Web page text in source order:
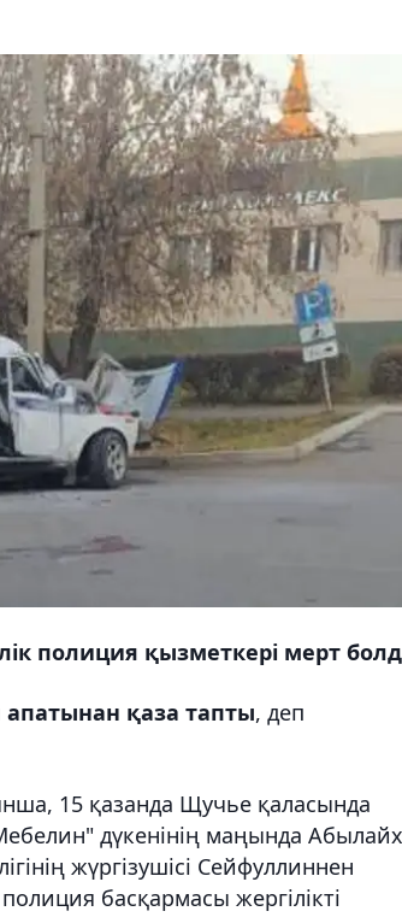
полиция қызметкері мерт
қаза тапты, деп
15 қазанда Щучье қаласында
дүкенінің маңында
жүргізушісі Сейфуллиннен
басқармасы жергілікті